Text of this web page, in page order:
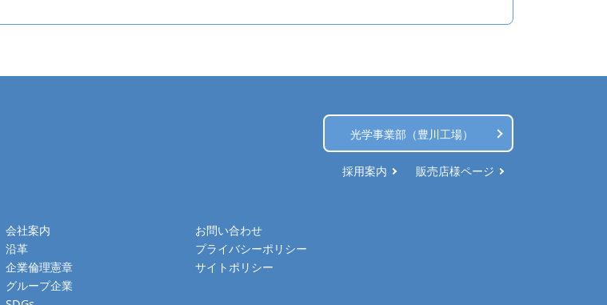
光学事業部（豊川工場）
採用案内 販売店様ページ
会社案内
沿革
企業倫理憲章
グループ企業
お問い合わせ
プライバシーポリシー
サイトポリシー